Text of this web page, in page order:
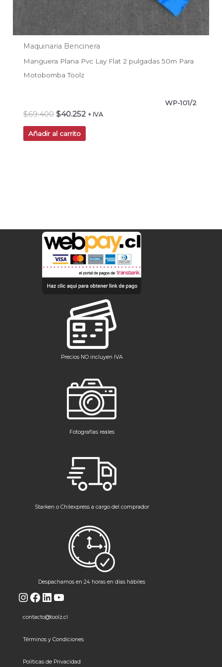
Maquinaria Bencinera
Manguera Plana Pvc Lay Flat 2 pulgadas 50m Para
Motobomba Toolz
WP-101/2
$69.400 $40.252 + IVA
Añadir al carrito
Precios NO incluyen IVA
Fotografías reales
Starken o Chilexpress a cargo del comprador
Despachamos en 24 horas en días hábiles
Instagram
Facebook
LinkedIn
YouTube
contacto@toolz.cl
Términos y Condiciones
Políticas de Privacidad